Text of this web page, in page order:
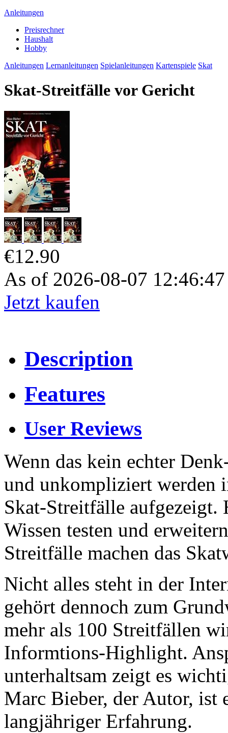
Anleitungen
Preisrechner
Haushalt
Hobby
Anleitungen Lernanleitungen Spielanleitungen Kartenspiele Skat
Skat-Streitfälle vor Gericht
€12.90
As of 2026-08-07
Jetzt kaufen
Description
Features
User Reviews
Wenn das kein echter
und unkompliziert werden
Skat-Streitfälle aufgezeigt.
Wissen testen und
Streitfälle machen das
Nicht alles steht in der
gehört dennoch zum
mehr als 100 Streitfällen
Informtions-Highlight.
unterhaltsam zeigt es
Marc Bieber, der Autor, ist
langjähriger Erfahrung.